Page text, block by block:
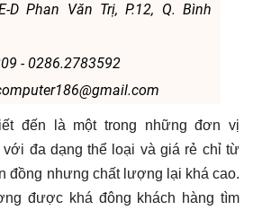
D Phan Văn Trị, P.12, Q. Bình
- 0286.2783592
đến là một trong những đơn vị
với đa dạng thể loại và giá rẻ chỉ từ
đồng nhưng chất lượng lại khá cao.
được khá đông khách hàng tìm